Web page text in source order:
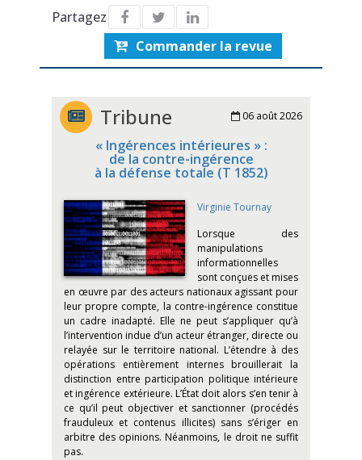
Partagez
Commander la revue
Tribune 06 août 2026
« Ingérences intérieures » :
de la contre-ingérence
à la défense totale (T 1852)
Virginie Tournay
Lorsque des
manipulations
informationnelles
sont conçues et mises
en œuvre par des acteurs nationaux agissant pour
leur propre compte, la contre-ingérence constitue
un cadre inadapté. Elle ne peut s’appliquer qu’à
l’intervention indue d’un acteur étranger, directe ou
relayée sur le territoire national. L’étendre à des
opérations entièrement internes brouillerait la
distinction entre participation politique intérieure
et ingérence extérieure. L’État doit alors s’en tenir à
ce qu’il peut objectiver et sanctionner (procédés
frauduleux et contenus illicites) sans s’ériger en
arbitre des opinions. Néanmoins, le droit ne suffit
pas.